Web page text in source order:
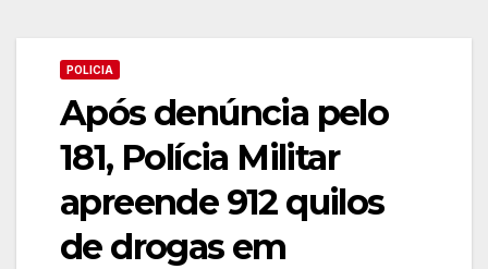
POLICIA
Após denúncia pelo
181, Polícia Militar
apreende 912 quilos
de drogas em